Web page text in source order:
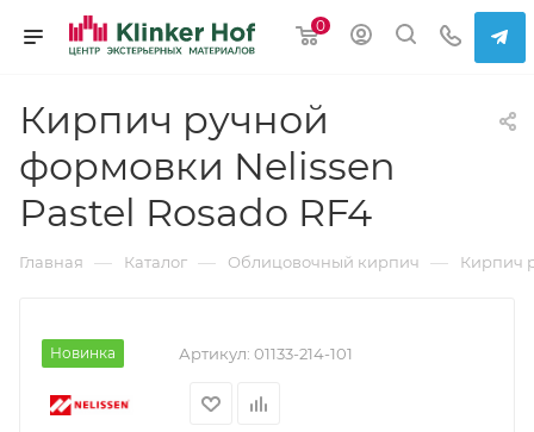
0
Кирпич ручной
формовки Nelissen
Pastel Rosado RF4
Главная — Каталог — Облицовочный кирпич — Кирпич
Новинка Артикул: 01133-214-101